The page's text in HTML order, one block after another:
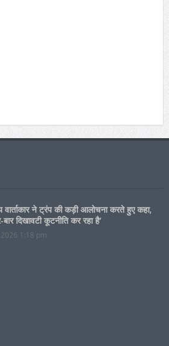
ने ट्रंप की कड़ी आलोचना करते हुए कहा,
बार दिखावटी कूटनीति कर रहा है’
1:18 pm